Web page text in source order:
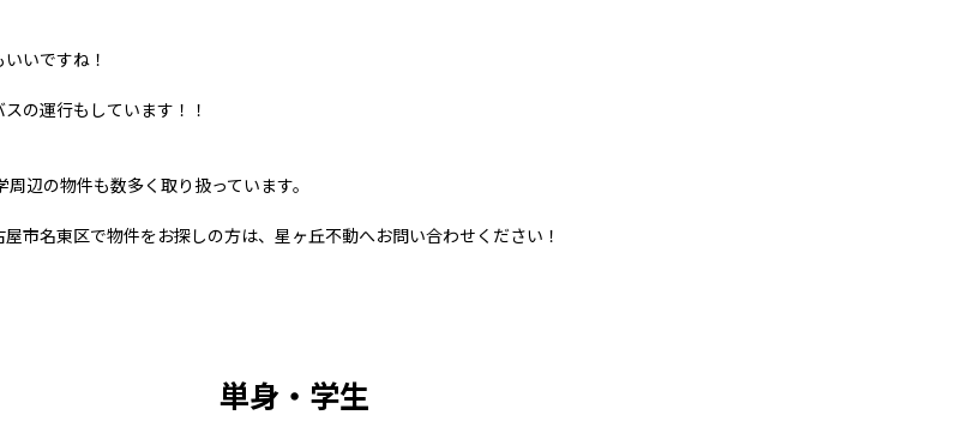
いですね！
の運行もしています！！
辺の物件も数多く取り扱っています。
市名東区で物件をお探しの方は、星ヶ丘不動へお問い合わせください！
単身・学生